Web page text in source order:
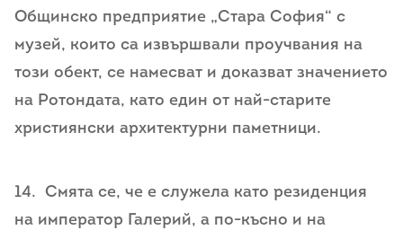
Общинско предприятие „Стара София“ с
музей, които са извършвали проучвания на
този обект, се намесват и доказват значението
на Ротондата, като един от най-старите
християнски архитектурни паметници.
14. Смята се, че е служела като резиденция
на император Галерий, а по-късно и на